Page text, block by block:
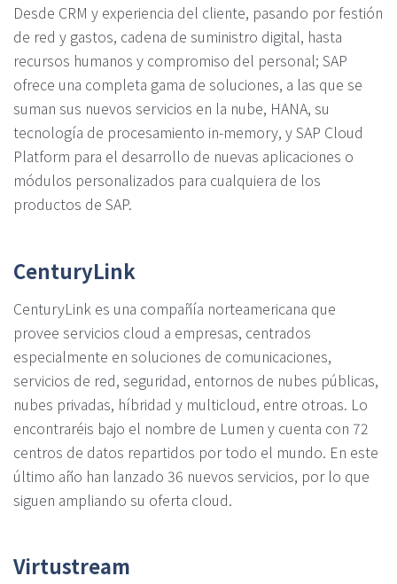
Desde CRM y experiencia del cliente, pasando por festión
de red y gastos, cadena de suministro digital, hasta
recursos humanos y compromiso del personal; SAP
ofrece una completa gama de soluciones, a las que se
suman sus nuevos servicios en la nube, HANA, su
tecnología de procesamiento in-memory, y SAP Cloud
Platform para el desarrollo de nuevas aplicaciones o
módulos personalizados para cualquiera de los
productos de SAP.
CenturyLink
CenturyLink es una compañía norteamericana que
provee servicios cloud a empresas, centrados
especialmente en soluciones de comunicaciones,
servicios de red, seguridad, entornos de nubes públicas,
nubes privadas, híbridad y multicloud, entre otroas. Lo
encontraréis bajo el nombre de Lumen y cuenta con 72
centros de datos repartidos por todo el mundo. En este
último año han lanzado 36 nuevos servicios, por lo que
siguen ampliando su oferta cloud.
Virtustream